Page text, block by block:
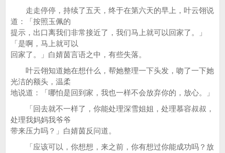
走走停停，持续了五天，终于在第六天的早上，叶云翎说
道：「按照玉佩的
提示，出口离我们非常接近了，我们马上就可以回家了。」
「是啊，马上就可以
回家了。」白婧茵言语之中，有些失落。
叶云翎知道她在想什么，帮她整理一下头发，吻了一下她
光洁的额头，温柔
地说道：「哪怕是回到家，我也一样不会放弃你的，放心。」
「回去就不一样了，你能处理深雪姐姐，处理慕容叔叔，
处理我妈妈我爷爷
带来压力吗？」白婧茵反问道。
「应该可以，你想想，来之前，你有想过你能成功吗？放